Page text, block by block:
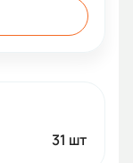
31 шт